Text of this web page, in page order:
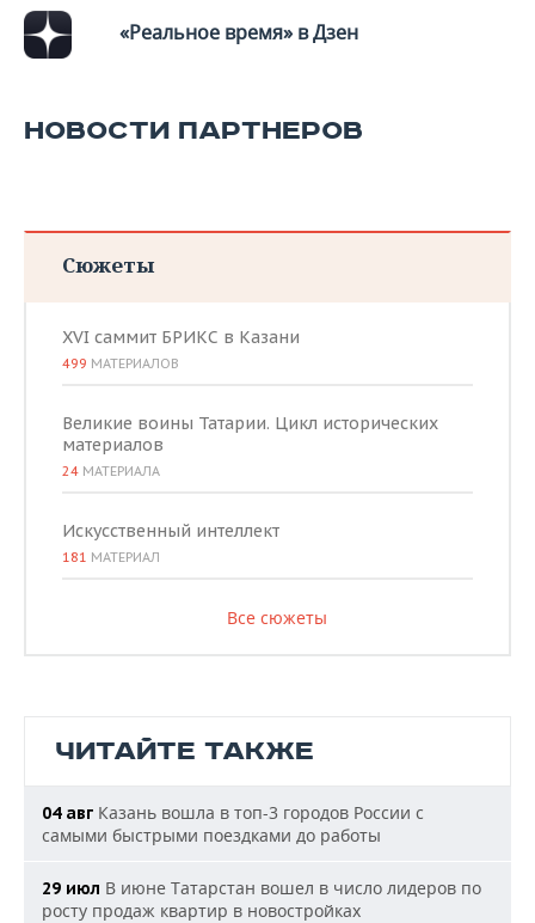
«Реальное время» в Дзен
НОВОСТИ ПАРТНЕРОВ
Сюжеты
XVI саммит БРИКС в Казани
499 МАТЕРИАЛОВ
Великие воины Татарии. Цикл исторических
материалов
24 МАТЕРИАЛА
Искусственный интеллект
181 МАТЕРИАЛ
Все сюжеты
ЧИТАЙТЕ ТАКЖЕ
04 авг Казань вошла в топ-3 городов России с
самыми быстрыми поездками до работы
29 июл В июне Татарстан вошел в число лидеров по
росту продаж квартир в новостройках